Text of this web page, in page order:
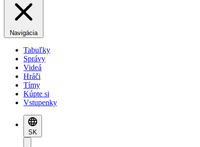
Navigácia
Tabuľky
Správy
Videá
Hráči
Tímy
Kúpte si
Vstupenky
SK